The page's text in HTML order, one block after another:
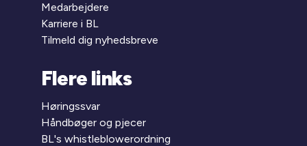
Medarbejdere
Karriere i BL
Tilmeld dig nyhedsbreve
Flere links
Høringssvar
Håndbøger og pjecer
BL's whistleblowerordning